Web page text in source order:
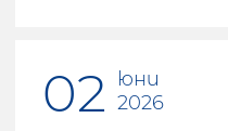
02
юни
2026